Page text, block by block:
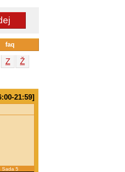
Z
Ž
21:59]
Sada 5
faq